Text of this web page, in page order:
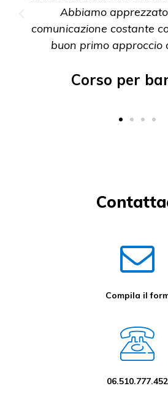
Abbiamo
comunicazione costante
buon primo approccio
Corso per
Compila il
06.510.777.452